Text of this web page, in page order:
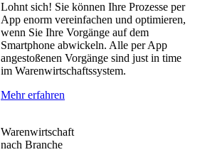
Lohnt sich! Sie können Ihre Prozesse per
App enorm vereinfachen und optimieren,
wenn Sie Ihre Vorgänge auf dem
Smartphone abwickeln. Alle per App
angestoßenen Vorgänge sind just in time
im Warenwirtschaftssystem.
Mehr erfahren
Warenwirtschaft
nach Branche